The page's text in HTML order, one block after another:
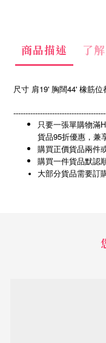
商品描述 了
尺寸 肩19' 胸闊44' 橡筋位
只要一張單購物滿
貨品95折優惠，兼
購買正價貨品兩件
購買一件貨品默認
大部分貨品需要訂